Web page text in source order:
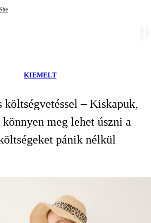
KIEMELT
költségvetéssel – Kiskapuk,
meg lehet úszni a
pánik nélkül